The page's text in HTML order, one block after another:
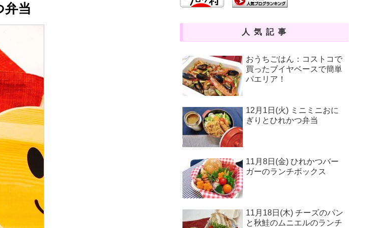
弁当
人気記事
おうちごはん：コストコで
買ったブイヤベースで簡単
パエリア！
12月1日(火) ミニミニおに
ぎりとひれかつ弁当
11月8日(金) ひれかつバー
ガーのランチボックス
11月18日(木) チーズのパン
と秋鮭のムニエルのランチ